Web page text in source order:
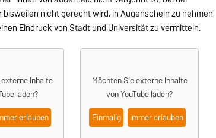
nicht gerecht wird, in Augenschein zu nehmen,
Eindruck von Stadt und Universität zu vermitteln.
Inhalte
laden?
erlauben
Möchten Sie externe Inhalte
vonYouTubeladen?
Einmalig
Immer erlauben